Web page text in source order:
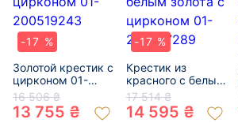
-17 %
Золотой крестик с
цирконом 01-
200519243
16 506 ₴
13 755 ₴
-17 %
Крестик из
красного с белым
золота с цирконом
01-200757289
17 514 ₴
14 595 ₴